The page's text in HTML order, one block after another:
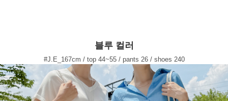
블루 컬러
#J.E_167cm / top 44~55 / pants 26 / shoes 240